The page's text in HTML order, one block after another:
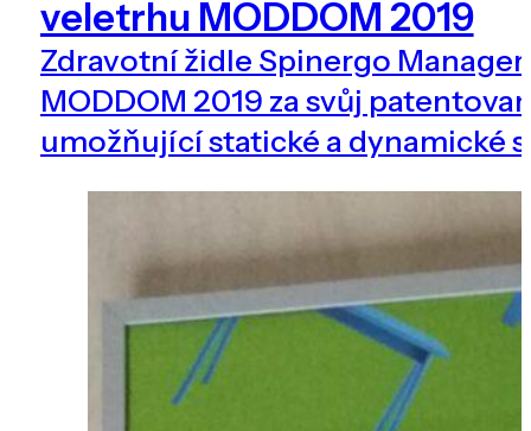
veletrhu MODDOM 2019
Zdravotní židle Spinergo
MODDOM 2019 za svůj
umožňující statické a dynamické